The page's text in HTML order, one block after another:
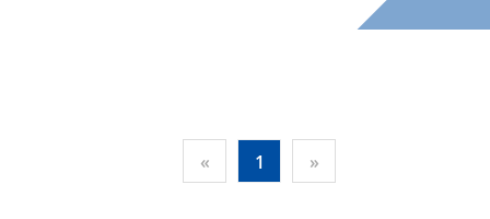
« 1 »